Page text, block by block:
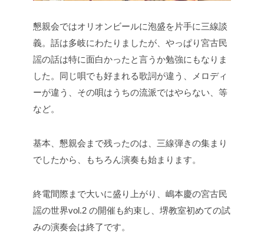
懇親会ではオリオンビールに泡盛を片手に三線談
義。話は多岐にわたりましたが、やっぱり宮古民
謡の話は特に面白かったと言うか勉強にもなりま
した。同じ唄でも好まれる歌詞が違う、メロディ
ーが違う、その唄はうちの流派ではやらない、等
など。
基本、懇親会まで残ったのは、三線弾きの集まり
でしたから、もちろん演奏も始まります。
終電間際まで大いに盛り上がり、嶋本慶の宮古民
謡の世界vol.2 の開催も約束し、堺教室初めての試
みの演奏会は終了です。